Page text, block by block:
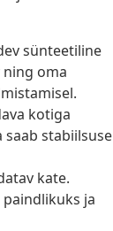
sünteetiline
oma
kotiga
saab stabiilsuse
kate.
ja